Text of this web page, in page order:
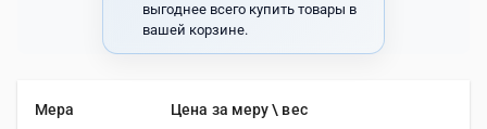
выгоднее всего купить товары в
вашей корзине.
Мера Цена за меру \ вес